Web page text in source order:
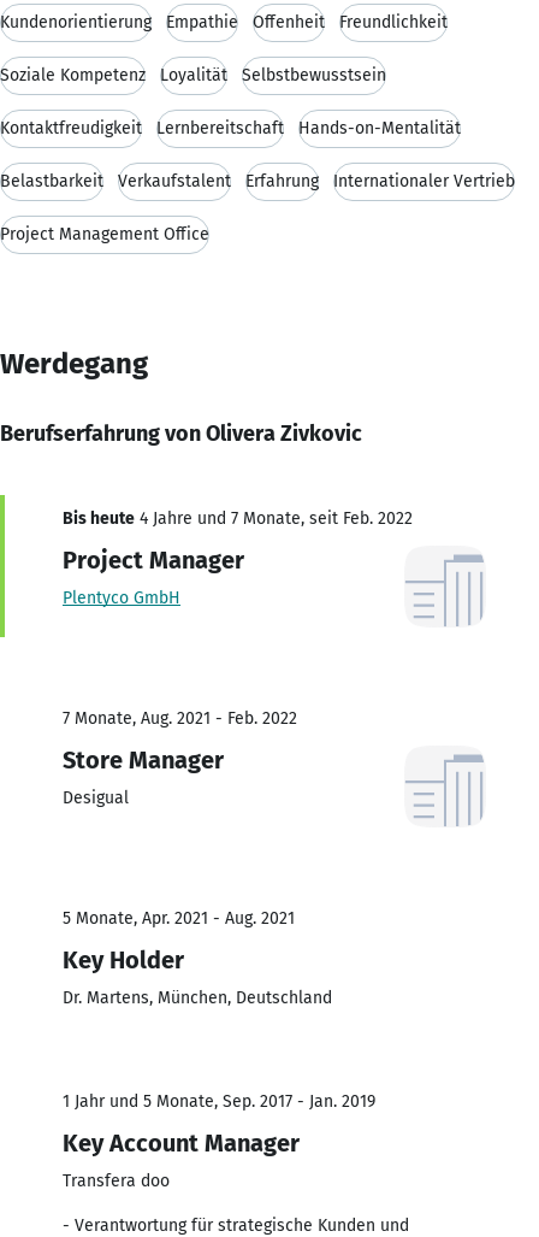
Kundenorientierung Empathie Offenheit Freundlichkeit
Soziale Kompetenz Loyalität Selbstbewusstsein
Kontaktfreudigkeit Lernbereitschaft Hands-on-Mentalität
Belastbarkeit Verkaufstalent Erfahrung Internationaler Vertrieb
Project Management Office
Werdegang
Berufserfahrung von Olivera Zivkovic
Bis heute 4 Jahre und 7 Monate, seit Feb. 2022
Project Manager
Plentyco GmbH
7 Monate, Aug. 2021 - Feb. 2022
Store Manager
Desigual
5 Monate, Apr. 2021 - Aug. 2021
Key Holder
Dr. Martens, München, Deutschland
1 Jahr und 5 Monate, Sep. 2017 - Jan. 2019
Key Account Manager
Transfera doo
- Verantwortung für strategische Kunden und